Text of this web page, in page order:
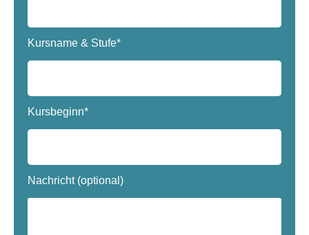
Kursname & Stufe*
Kursbeginn*
Nachricht (optional)